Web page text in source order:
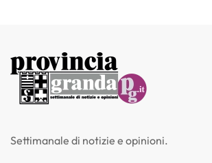
Settimanale di notizie e opinioni.